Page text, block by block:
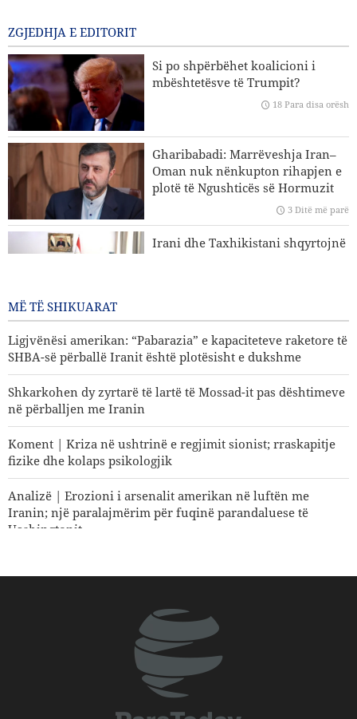
Ligjvënësi amerikan: “Pabarazia” e kapaciteteve raketore të
SHBA-së përballë Iranit është plotësisht e dukshme
Koment | E ardhmja e sigurisë së rajonit; pse roli qendror i
vendeve të rajonit është një domosdoshmëri?
Koment | Kriza në ushtrinë e regjimit sionist; rraskapitje
fizike dhe kolaps psikologjik
Analizë | Erozioni i arsenalit amerikan në luftën me
Iranin; një paralajmërim për fuqinë parandaluese të
Uashingtonit
ZGJEDHJA E EDITORIT
Si po shpërbëhet koalicioni i
mbështetësve të Trumpit?
18 Para disa orësh
Gharibabadi: Marrëveshja Iran–
Oman nuk nënkupton rihapjen e
plotë të Ngushticës së Hormuzit
3 Ditë më parë
Irani dhe Taxhikistani shqyrtojnë
MË TË SHIKUARAT
Ligjvënësi amerikan: “Pabarazia” e kapaciteteve raketore të
SHBA-së përballë Iranit është plotësisht e dukshme
Shkarkohen dy zyrtarë të lartë të Mossad-it pas dështimeve
në përballjen me Iranin
Koment | Kriza në ushtrinë e regjimit sionist; rraskapitje
fizike dhe kolaps psikologjik
Analizë | Erozioni i arsenalit amerikan në luftën me
Iranin; një paralajmërim për fuqinë parandaluese të
Uashingtonit
vendeve të rajonit është një domosdoshmëri?
Si po shpërbëhet koalicioni i mbështetësve të Trumpit?